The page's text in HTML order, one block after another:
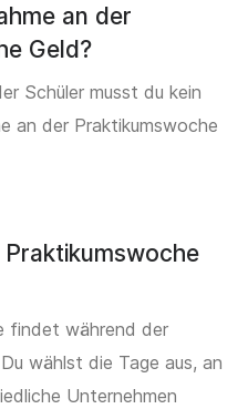
an der
Geld?
Schüler musst du kein
an der Praktikumswoche
findet während der
wählst die Tage aus, an
Unternehmen